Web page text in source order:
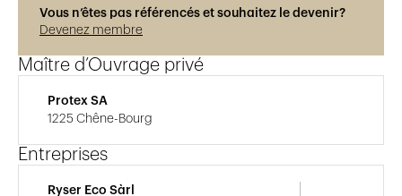
Vous n’êtes pas référencés et souhaitez le devenir?
Devenez membre
Maître d’Ouvrage privé
Protex SA
1225 Chêne-Bourg
Entreprises
Ryser Eco Sàrl